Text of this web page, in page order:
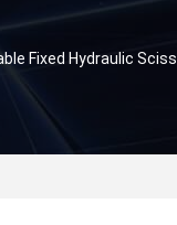
Fixed Hydraulic